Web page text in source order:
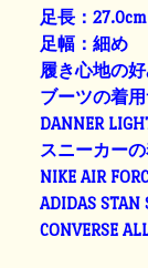
足長：27.0cm
足幅：細め
履き心地の
ブーツの着
DANNER
スニーカー
NIKE AIR
ADIDAS
CONVERSE